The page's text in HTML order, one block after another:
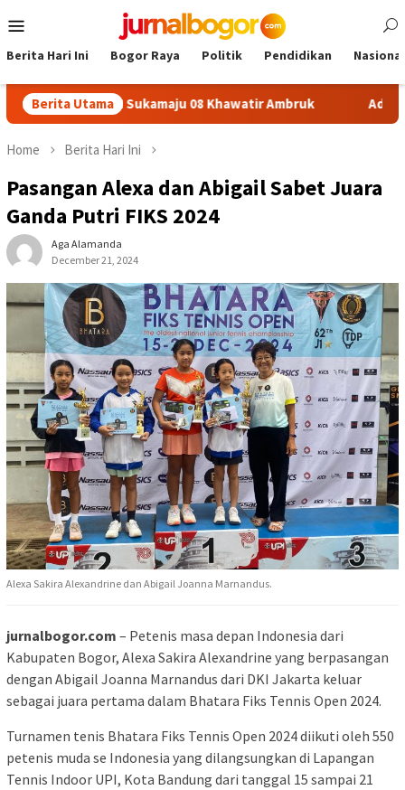
to
Menu
Berita Hari Ini Bogor Raya Politik Pendidikan Nasional
Berita Utama
SDN Sukamaju 08 Khawatir Ambruk Adira Expo
Home Berita Hari Ini
Pasangan Alexa dan Abigail Sabet Juara
Ganda Putri FIKS 2024
Aga Alamanda
December 21, 2024
Alexa Sakira Alexandrine dan Abigail Joanna Marnandus.
jurnalbogor.com – Petenis masa depan Indonesia dari
Kabupaten Bogor, Alexa Sakira Alexandrine yang berpasangan
dengan Abigail Joanna Marnandus dari DKI Jakarta keluar
sebagai juara pertama dalam Bhatara Fiks Tennis Open 2024.
Turnamen tenis Bhatara Fiks Tennis Open 2024 diikuti oleh 550
petenis muda se Indonesia yang dilangsungkan di Lapangan
Tennis Indoor UPI, Kota Bandung dari tanggal 15 sampai 21